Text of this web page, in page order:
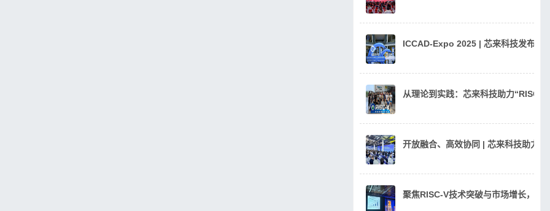
ICCAD-Expo 2025 | 芯来科技发布
从理论到实践：芯来科技助力“RISC-
开放融合、高效协同 | 芯来科技助力
聚焦RISC-V技术突破与市场增长，芯